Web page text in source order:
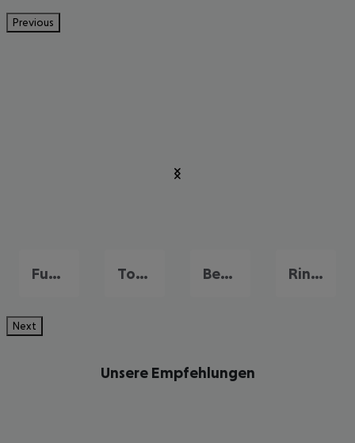
Previous
Fuengirola Torremolinos Benalmadena Costa Rincon de la Victoria
Next
Unsere Empfehlungen